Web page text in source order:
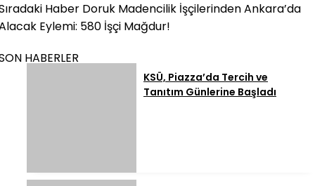
Haber Doruk Madencilik İşçilerinden Ankara’da
Eylemi: 580 İşçi Mağdur!
HABERLER
KSÜ, Piazza’da Tercih ve
Tanıtım Günlerine Başladı